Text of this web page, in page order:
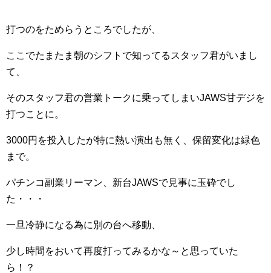
打つのをためらうところでしたが、
ここでたまたま朝のシフトで知ってるスタッフ君がいまし
て、
そのスタッフ君の営業トークに乗ってしまいJAWS甘デジを
打つことに。
3000円を投入したが特に熱い演出も無く、保留変化は緑色
まで。
パチンコ副業リーマン、新台JAWSで見事に玉砕でし
た・・・
一旦冷静になる為に別の台へ移動、
少し時間をおいて再度打ってみるかな～と思っていた
ら！？